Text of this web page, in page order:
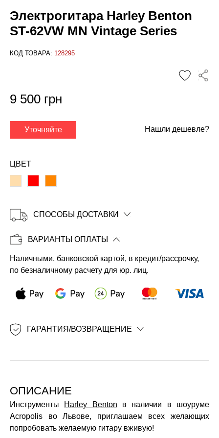
Электрогитара Harley Benton
ST-62VW MN Vintage Series
КОД ТОВАРА: 128295
✕
Копировать
9 500 грн
Уточняйте Нашли дешевле?
ЦВЕТ
СПОСОБЫ ДОСТАВКИ
ВАРИАНТЫ ОПЛАТЫ
Наличными, банковской картой, в кредит/рассрочку,
по безналичному расчету для юр. лиц.
ГАРАНТИЯ/ВОЗВРАЩЕНИЕ
ОПИСАНИЕ
Инструменты Harley Benton в наличии в шоуруме
Acropolis во Львове, приглашаем всех желающих
попробовать желаемую гитару вживую!